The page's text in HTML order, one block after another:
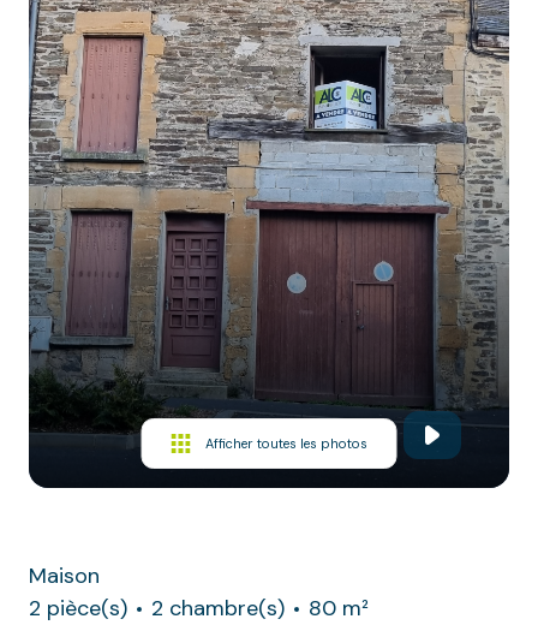
Afficher toutes les photos
Maison
2 pièce(s)
2 chambre(s)
80 m²